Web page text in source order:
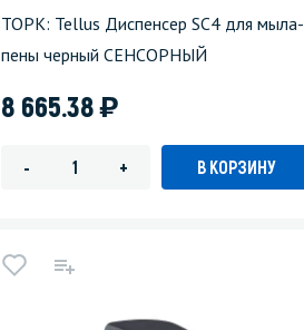
ТОРК: Tellus Диспенсер SC4 для мыла-
пены черный СЕНСОРНЫЙ
8 665.38)
- + В КОРЗИНУ